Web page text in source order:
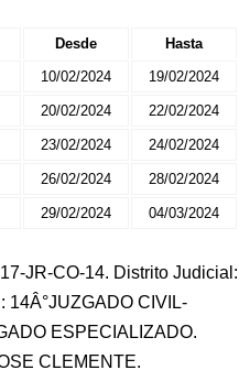
Desde
Hasta
10/02/2024 19/02/2024
20/02/2024 22/02/2024
23/02/2024 24/02/2024
26/02/2024 28/02/2024
29/02/2024 04/03/2024
JR-CO-14. Distrito Judicial:
14Â°JUZGADO CIVIL-
ESPECIALIZADO.
CLEMENTE.